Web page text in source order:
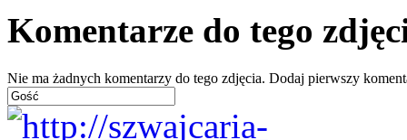
Komentarze do tego
Nie ma żadnych komentarzy do tego zdjęcia. Dodaj pierwszy